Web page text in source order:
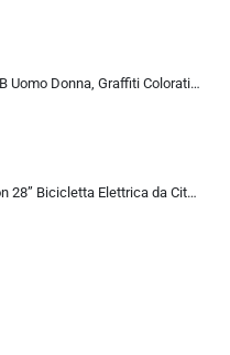
Hixingo Scarpe MTB Uomo Donna, Graffiti Colorati Stampa Scarpe Mountain Bike Compatibili con Pedali SPD, Unisex Scarpe Ciclis
F.lli Schiano E- Moon 28” Bicicletta Elettrica da Città, Bici Elettrica con Pedalata Assistita 250W, City E-bike Unisex Adulto, Batteria Rimovibile 36V 13Ah, SHIMANO 7 velocità, Donna Uomo, Nero